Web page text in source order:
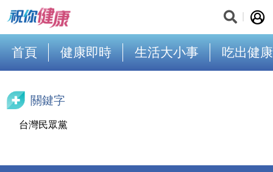
首頁 健康即時 生活大小事 吃出健康
關鍵字
台灣民眾黨